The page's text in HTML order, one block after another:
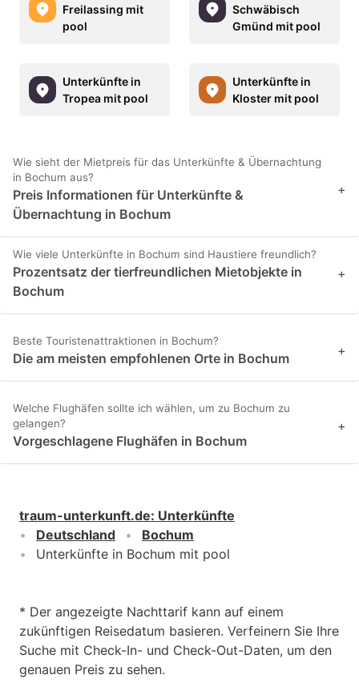
Freilassing mit
pool
Schwäbisch
Gmünd mit pool
Unterkünfte in
Tropea mit pool
Unterkünfte in
Kloster mit pool
Wie sieht der Mietpreis für das Unterkünfte & Übernachtung
in Bochum aus?
Preis Informationen für Unterkünfte &
Übernachtung in Bochum
+
Wie viele Unterkünfte in Bochum sind Haustiere freundlich?
Prozentsatz der tierfreundlichen Mietobjekte in
Bochum
+
Beste Touristenattraktionen in Bochum?
Die am meisten empfohlenen Orte in Bochum +
Welche Flughäfen sollte ich wählen, um zu Bochum zu
gelangen?
Vorgeschlagene Flughäfen in Bochum
+
traum-unterkunft.de: Unterkünfte
Deutschland
Bochum
Unterkünfte in Bochum mit pool
* Der angezeigte Nachttarif kann auf einem
zukünftigen Reisedatum basieren. Verfeinern Sie Ihre
Suche mit Check-In- und Check-Out-Daten, um den
genauen Preis zu sehen.